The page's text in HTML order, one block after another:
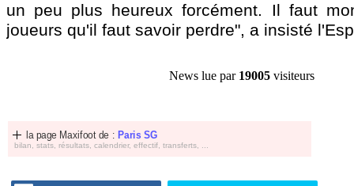
un peu plus heureux forcément. Il faut
joueurs qu'il faut savoir perdre", a insisté
News lue par 19005 visiteurs
la page Maxifoot de : Paris SG
bilan, stats, résultats, calendrier, effectif, transferts, ...